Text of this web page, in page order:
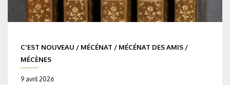
C'EST NOUVEAU / MÉCÉNAT / MÉCÉNAT DES AMIS /
MÉCÈNES
9 avril 2026